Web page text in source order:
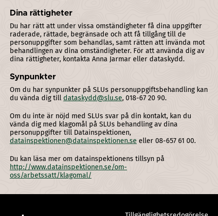
Dina rättigheter
Du har rätt att under vissa omständigheter få dina uppgifter
raderade, rättade, begränsade och att få tillgång till de
personuppgifter som behandlas, samt rätten att invända mot
behandlingen av dina omständigheter. För att använda dig av
dina rättigheter, kontakta Anna Jarmar eller dataskydd.
Synpunkter
Om du har synpunkter på SLUs personuppgiftsbehandling kan
du vända dig till dataskydd@slu.se, 018-67 20 90.
Om du inte är nöjd med SLUs svar på din kontakt, kan du
vända dig med klagomål på SLUs behandling av dina
personuppgifter till Datainspektionen,
datainspektionen@datainspektionen.se eller 08-657 61 00.
Du kan läsa mer om datainspektionens tillsyn på
http://www.datainspektionen.se/om-
oss/arbetssatt/klagomal/